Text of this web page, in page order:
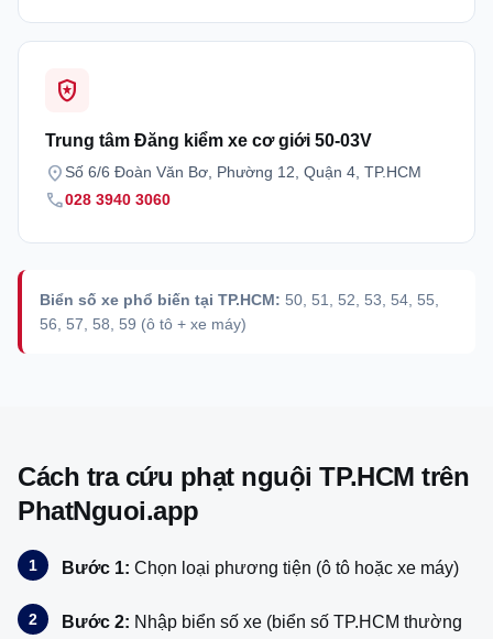
local_police
Trung tâm Đăng kiểm xe cơ giới 50-03V
location_on Số 6/6 Đoàn Văn Bơ, Phường 12, Quận 4, TP.HCM
call028 3940 3060
Biển số xe phổ biến tại TP.HCM: 50, 51, 52, 53, 54, 55,
56, 57, 58, 59 (ô tô + xe máy)
Cách tra cứu phạt nguội TP.HCM trên
PhatNguoi.app
Bước 1: Chọn loại phương tiện (ô tô hoặc xe máy)
Bước 2: Nhập biển số xe (biển số TP.HCM thường